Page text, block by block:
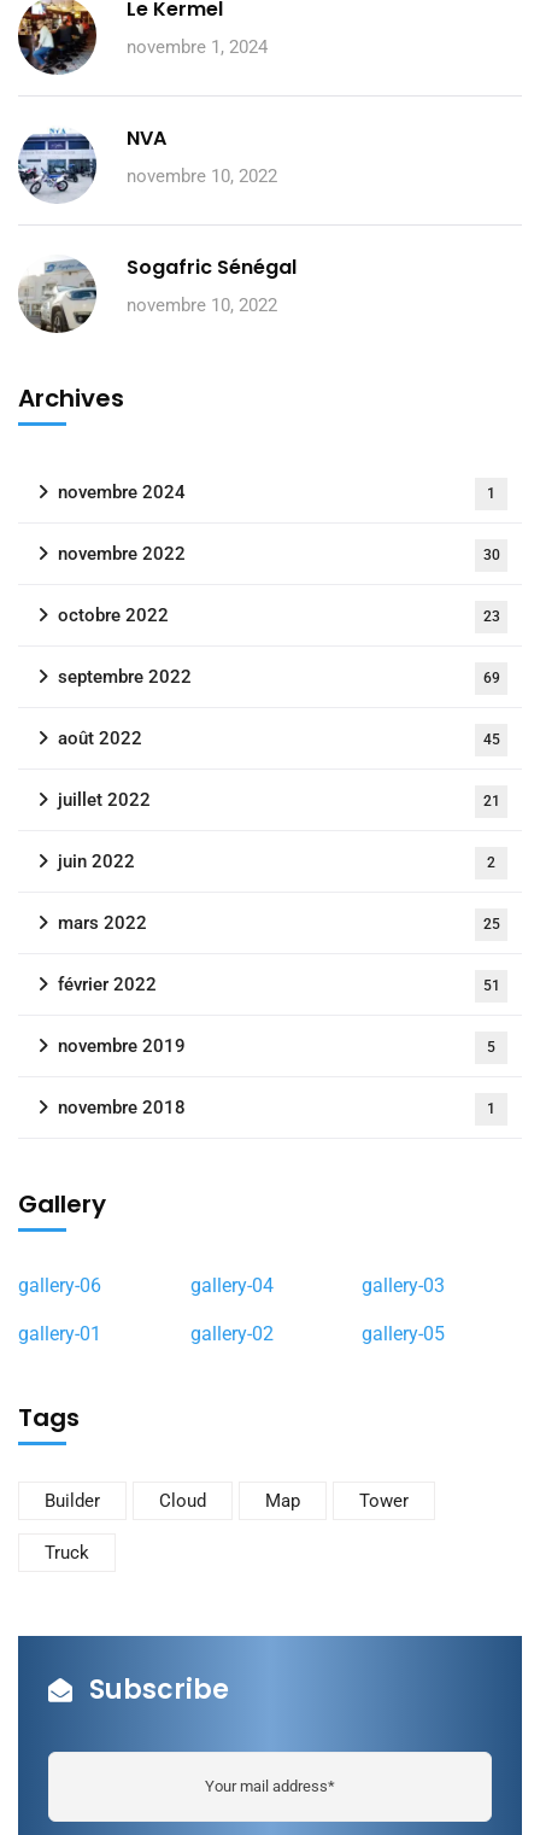
Le Kermel
novembre 1, 2024
NVA
novembre 10, 2022
Sogafric Sénégal
novembre 10, 2022
Archives
novembre 2024 1
novembre 2022 30
octobre 2022 23
septembre 2022 69
août 2022 45
juillet 2022 21
juin 2022 2
mars 2022 25
février 2022 51
novembre 2019 5
novembre 2018 1
Gallery
gallery-06 gallery-04 gallery-03
gallery-01 gallery-02 gallery-05
Tags
Builder Cloud Map Tower
Truck
Subscribe